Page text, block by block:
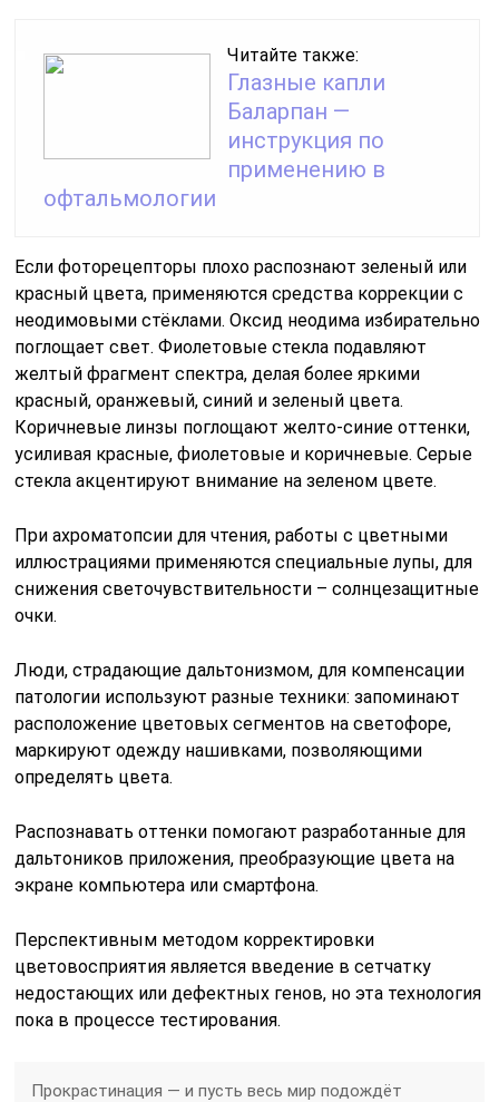
Читайте также:
Глазные капли
Баларпан —
инструкция по
применению в
офтальмологии
Если фоторецепторы плохо распознают зеленый или
красный цвета, применяются средства коррекции с
неодимовыми стёклами. Оксид неодима избирательно
поглощает свет. Фиолетовые стекла подавляют
желтый фрагмент спектра, делая более яркими
красный, оранжевый, синий и зеленый цвета.
Коричневые линзы поглощают желто-синие оттенки,
усиливая красные, фиолетовые и коричневые. Серые
стекла акцентируют внимание на зеленом цвете.
При ахроматопсии для чтения, работы с цветными
иллюстрациями применяются специальные лупы, для
снижения светочувствительности – солнцезащитные
очки.
Люди, страдающие дальтонизмом, для компенсации
патологии используют разные техники: запоминают
расположение цветовых сегментов на светофоре,
маркируют одежду нашивками, позволяющими
определять цвета.
Распознавать оттенки помогают разработанные для
дальтоников приложения, преобразующие цвета на
экране компьютера или смартфона.
Перспективным методом корректировки
цветовосприятия является введение в сетчатку
недостающих или дефектных генов, но эта технология
пока в процессе тестирования.
Прокрастинация — и пусть весь мир подождёт